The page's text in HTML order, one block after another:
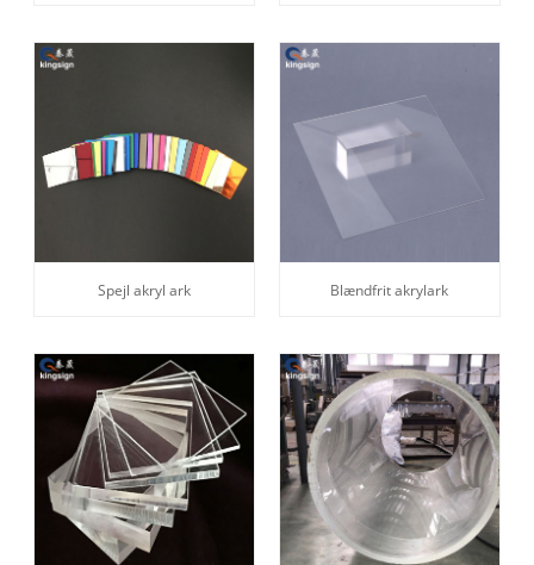
Spejl akryl ark Blændfrit akrylark